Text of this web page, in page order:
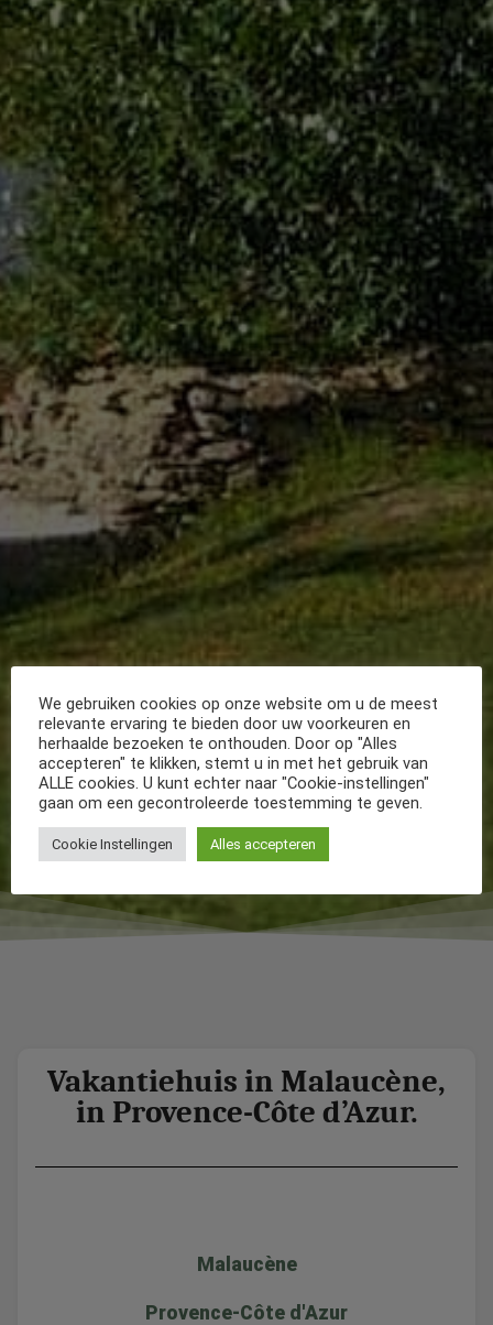
Vakantiehuis in Malaucène,
in Provence-Côte d’Azur.
Malaucène
Provence-Côte d'Azur
We gebruiken cookies op onze website om u de meest
relevante ervaring te bieden door uw voorkeuren en
herhaalde bezoeken te onthouden. Door op "Alles
accepteren" te klikken, stemt u in met het gebruik van
ALLE cookies. U kunt echter naar "Cookie-instellingen"
gaan om een gecontroleerde toestemming te geven.
Cookie Instellingen Alles accepteren